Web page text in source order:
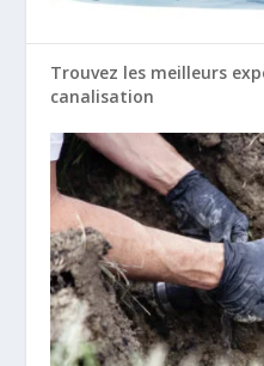
Trouvez les meilleurs
canalisation